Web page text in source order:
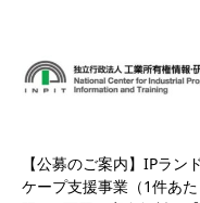
【公募のご案内】IPラン
ケープ支援事業（1件あ